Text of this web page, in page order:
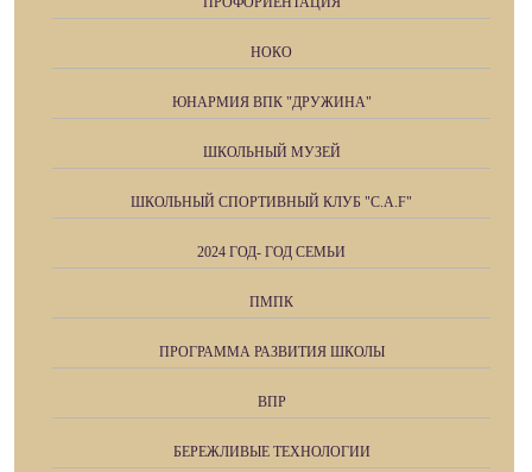
НОКО
ЮНАРМИЯ ВПК "ДРУЖИНА"
ШКОЛЬНЫЙ МУЗЕЙ
ШКОЛЬНЫЙ СПОРТИВНЫЙ КЛУБ "C.A.F"
2024 ГОД- ГОД СЕМЬИ
ПМПК
ПРОГРАММА РАЗВИТИЯ ШКОЛЫ
ВПР
БЕРЕЖЛИВЫЕ ТЕХНОЛОГИИ